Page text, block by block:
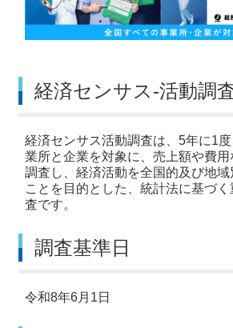
経済センサス-活動調
経済センサス活動調査は、5年に1
業所と企業を対象に、売上額や費
調査し、経済活動を全国的及び地
ことを目的とした、統計法に基づ
査です。
調査基準日
令和8年6月1日